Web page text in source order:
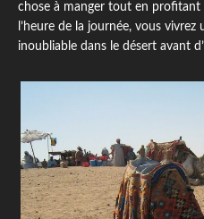
chose à manger tout en profitant
l’heure de la journée, vous
inoubliable dans le désert avant